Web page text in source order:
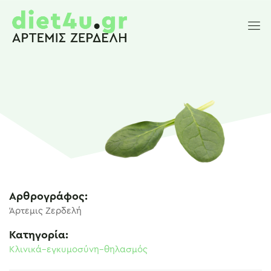
Αρθρογράφος:
Άρτεμις Ζερδελή
Κατηγορία:
Κλινικά–εγκυμοσύνη–θηλασμός